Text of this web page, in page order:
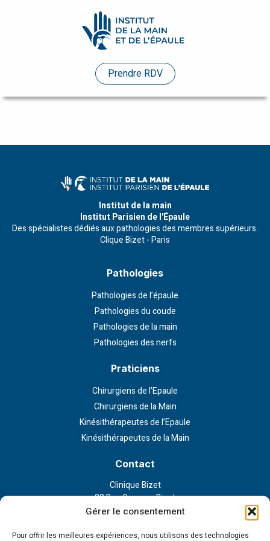
Gérer le consentement
Pour offrir les meilleures expériences, nous utilisons des technologies
Prendre RDV
Institut de la main
Institut Parisien de l'Épaule
Des spécialistes dédiés aux pathologies des membres supérieurs.
Clique Bizet - Paris
Pathologies
Pathologies de l’épaule
Pathologies du coude
Pathologies de la main
Pathologies des nerfs
Praticiens
Chirurgiens de l’Epaule
Chirurgiens de la Main
Kinésithérapeutes de l’Epaule
Kinésithérapeutes de la Main
Contact
Clinique Bizet
23 Rue Georges Bizet
75116 Paris
Praticiens
Etudes